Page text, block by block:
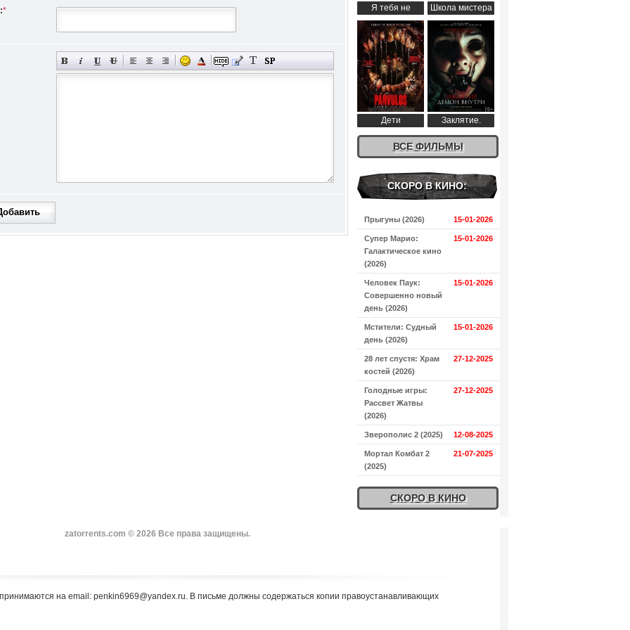
*
Я тебя не
понимаю (2024)
Школа мистера
Пингвина (2024)
Дети
апокалипсиса
(2024)
Заклятие.
Демон внутри
(2024)
ВСЕ ФИЛЬМЫ
СКОРО В КИНО:
Прыгуны (2026) 15-01-2026
Супер Марио:
Галактическое кино
(2026)
15-01-2026
Человек Паук:
Совершенно новый
день (2026)
15-01-2026
Мстители: Судный
день (2026)
15-01-2026
28 лет спустя: Храм
костей (2026)
27-12-2025
Голодные игры:
Рассвет Жатвы
(2026)
27-12-2025
Зверополис 2 (2025) 12-08-2025
Мортал Комбат 2
(2025)
21-07-2025
СКОРО В КИНО
zatorrents.com © 2026 Все права защищены.
на email: penkin6969@yandex.ru. В письме должны содержаться копии правоустанавливающих